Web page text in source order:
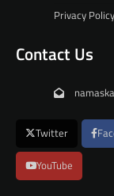
Privacy Policy
Contact Us
Twitter
YouTube